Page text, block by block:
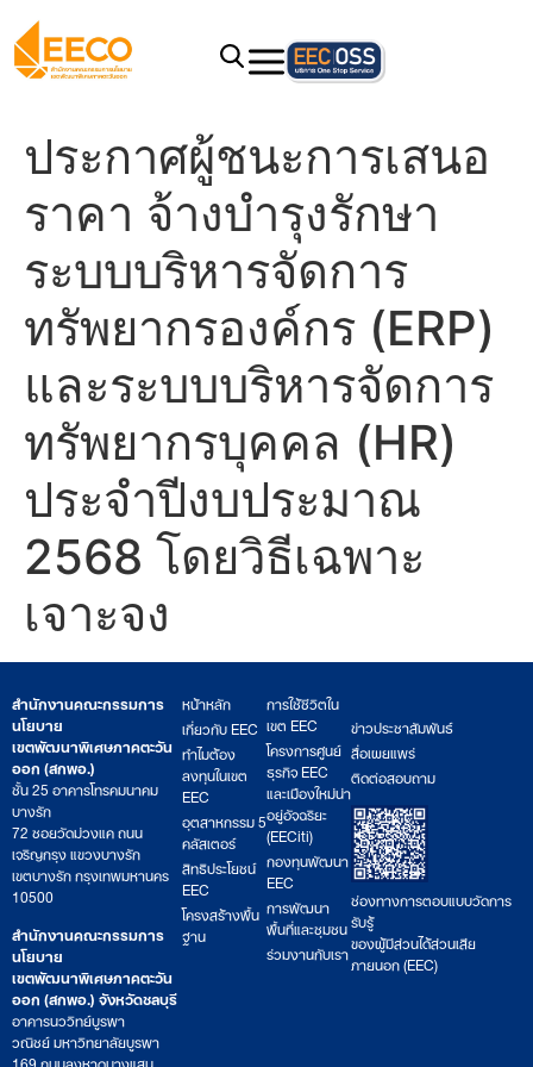
ประกาศผู้ชนะการเสนอ
ราคา จ้างบำรุงรักษา
ระบบบริหารจัดการ
ทรัพยากรองค์กร (ERP)
และระบบบริหารจัดการ
ทรัพยากรบุคคล (HR)
ประจำปีงบประมาณ
2568 โดยวิธีเฉพาะ
เจาะจง
สำนักงานคณะกรรมการ
นโยบาย
เขตพัฒนาพิเศษภาคตะวัน
ออก (สกพอ.)
ชั้น 25 อาคารโทรคมนาคม
บางรัก
72 ซอยวัดม่วงแค ถนน
เจริญกรุง แขวงบางรัก
เขตบางรัก กรุงเทพมหานคร
10500
สำนักงานคณะกรรมการ
นโยบาย
เขตพัฒนาพิเศษภาคตะวัน
ออก (สกพอ.) จังหวัดชลบุรี
อาคารนววิทย์บูรพา
วณิชย์ มหาวิทยาลัยบูรพา
หน้าหลัก
เกี่ยวกับ EEC
ทำไมต้อง
ลงทุนในเขต
EEC
อุตสาหกรรม 5
คลัสเตอร์
สิทธิประโยชน์
EEC
โครงสร้างพื้น
ฐาน
การใช้ชีวิตใน
เขต EEC
โครงการศูนย์
ธุรกิจ EEC
และเมืองใหม่น่า
อยู่อัจฉริยะ
(EECiti)
กองทุนพัฒนา
EEC
การพัฒนา
พื้นที่และชุมชน
ร่วมงานกับเรา
ข่าวประชาสัมพันธ์
สื่อเผยแพร่
ติดต่อสอบถาม
ช่องทางการตอบแบบวัดการ
รับรู้
ของผู้มีส่วนได้ส่วนเสีย
ภายนอก (EEC)